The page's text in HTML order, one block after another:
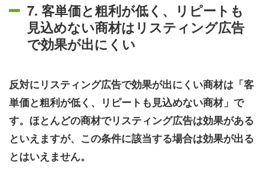
7. 客単価と粗利が低く、リピートも
見込めない商材はリスティング広告
で効果が出にくい
反対にリスティング広告で効果が出にくい商材は「客
単価と粗利が低く、リピートも見込めない商材」で
す。ほとんどの商材でリスティング広告は効果がある
といえますが、この条件に該当する場合は効果が出る
とはいえません。